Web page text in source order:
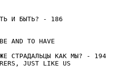
И БЫТЬ? - 186
AND TO HAVE
СТРАДАЛЬЦЫ КАК МЫ? - 194
JUST LIKE US